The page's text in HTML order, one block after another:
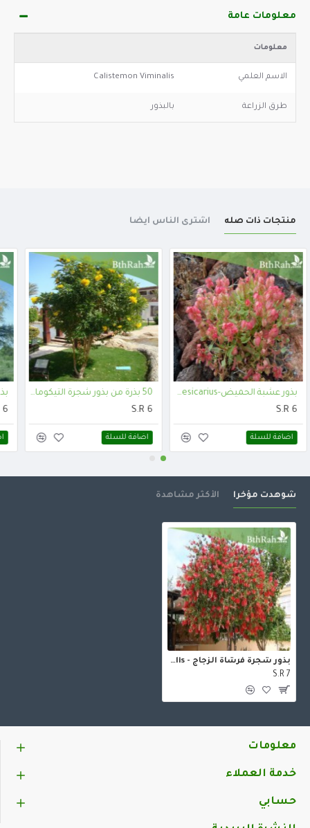
معلومات عامة
معلومات
الاسم العلمي Calistemon Viminalis
طرق الزراعة بالبذور
منتجات ذات صله اشترى الناس أيضا
S.R 6
اضافة للسلة
S.R 6
اضافة للسلة
شوهدت مؤخرا الأكثر مشاهدة
بذور شجرة فرشاة الزجاج - Calistemon Viminalis
S.R 7
معلومات
خدمة العملاء
حسابي